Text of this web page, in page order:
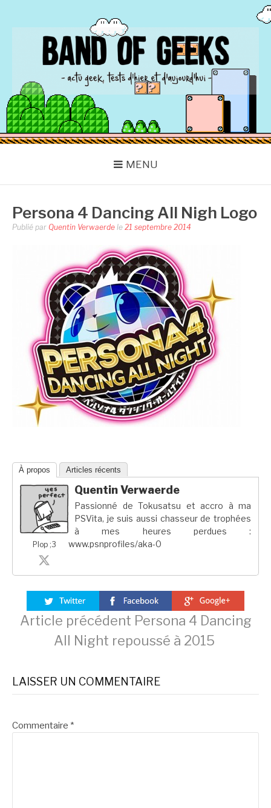
BAND OF GEEKS
Actu Geek d'hier et d'aujourd'hui
MENU
Persona 4 Dancing All Nigh Logo
Publié par Quentin Verwaerde le 21 septembre 2014
À propos Articles récents
Plop ;3
Quentin Verwaerde
Passionné de Tokusatsu et accro à ma
PSVita, je suis aussi chasseur de trophées
à mes heures perdues :
www.psnprofiles/aka-0
Lire
la
suite
Article précédent Persona 4 Dancing
All Night repoussé à 2015
LAISSER UN COMMENTAIRE
Commentaire *